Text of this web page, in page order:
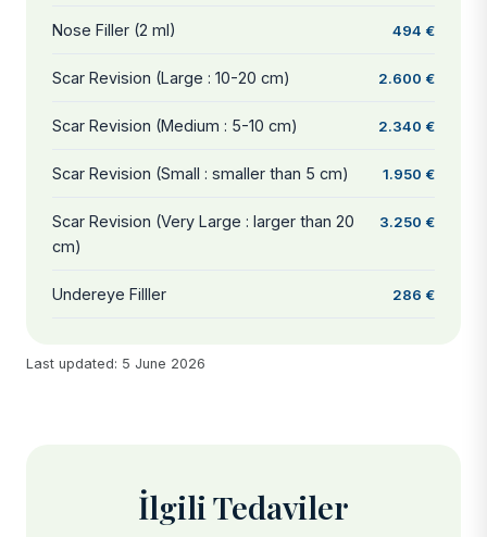
Nose Filler (2 ml) 494 €
Scar Revision (Large : 10-20 cm) 2.600 €
Scar Revision (Medium : 5-10 cm) 2.340 €
Scar Revision (Small : smaller than 5 cm) 1.950 €
Scar Revision (Very Large : larger than 20
cm)
3.250 €
Undereye Filller 286 €
Last updated: 5 June 2026
İlgili Tedaviler